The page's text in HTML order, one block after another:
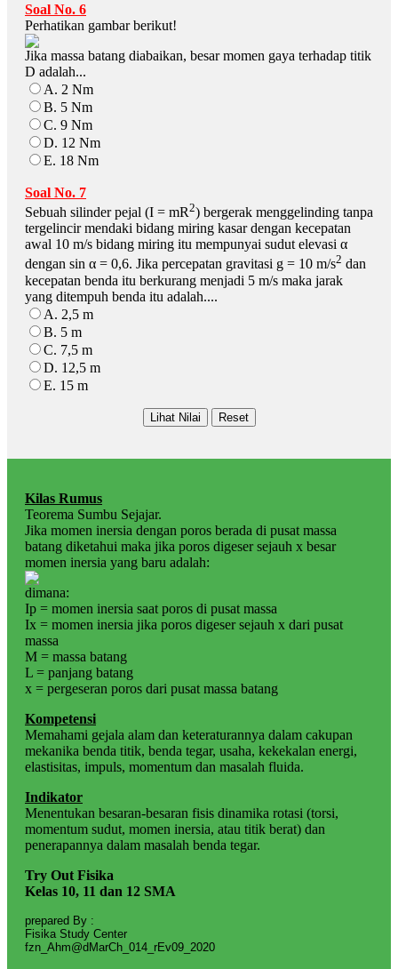
Soal No. 6
Perhatikan gambar berikut!
Jika massa batang diabaikan, besar momen gaya terhadap titik
D adalah...
A. 2 Nm
B. 5 Nm
C. 9 Nm
D. 12 Nm
E. 18 Nm
Soal No. 7
Sebuah silinder pejal (I = mR2) bergerak menggelinding tanpa
tergelincir mendaki bidang miring kasar dengan kecepatan
awal 10 m/s bidang miring itu mempunyai sudut elevasi α
dengan sin α = 0,6. Jika percepatan gravitasi g = 10 m/s2 dan
kecepatan benda itu berkurang menjadi 5 m/s maka jarak
yang ditempuh benda itu adalah....
A. 2,5 m
B. 5 m
C. 7,5 m
D. 12,5 m
E. 15 m
Kilas Rumus
Teorema Sumbu Sejajar.
Jika momen inersia dengan poros berada di pusat massa
batang diketahui maka jika poros digeser sejauh x besar
momen inersia yang baru adalah:
dimana:
Ip = momen inersia saat poros di pusat massa
Ix = momen inersia jika poros digeser sejauh x dari pusat
massa
M = massa batang
L = panjang batang
x = pergeseran poros dari pusat massa batang
Kompetensi
Memahami gejala alam dan keteraturannya dalam cakupan
mekanika benda titik, benda tegar, usaha, kekekalan energi,
elastisitas, impuls, momentum dan masalah fluida.
Indikator
Menentukan besaran-besaran fisis dinamika rotasi (torsi,
momentum sudut, momen inersia, atau titik berat) dan
penerapannya dalam masalah benda tegar.
Try Out Fisika
Kelas 10, 11 dan 12 SMA
prepared By :
Fisika Study Center
fzn_Ahm@dMarCh_014_rEv09_2020